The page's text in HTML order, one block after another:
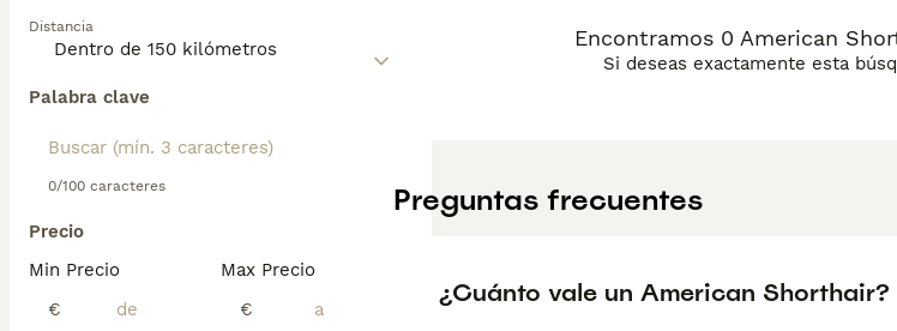
Distancia
Palabra clave
0/100 caracteres
Precio
Min Precio
€
Max Precio
€
Encontramos 0 American
Si deseas exactamente esta
Preguntas frecuentes
¿Cuánto vale un American Shorthair?